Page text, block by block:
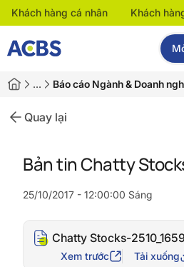
Khách hàng cá nhân Khách
… Báo cáo Ngành & Doanh
Quay lại
Bản tin Chatty
25/10/2017 - 12:00:00 Sáng
Chatty Stocks-
Xem trước Tải xuống